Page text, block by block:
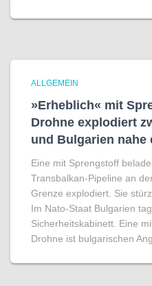
ALLGEMEIN
»Erheblich« mit
Drohne explodiert
und Bulgarien nahe
Eine mit Sprengstoff
Transbalkan-Pipeline an
Grenze explodiert. Sie
Im Nato-Staat Bulgarien
Sicherheitskabinett. Eine
Drohne ist bulgarischen